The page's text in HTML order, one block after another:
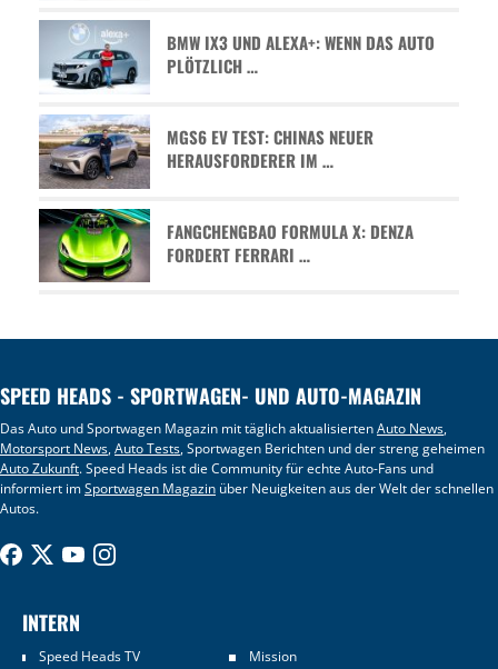
BMW IX3 UND ALEXA+: WENN DAS AUTO
PLÖTZLICH …
MGS6 EV TEST: CHINAS NEUER
HERAUSFORDERER IM …
FANGCHENGBAO FORMULA X: DENZA
FORDERT FERRARI …
SPEED HEADS - SPORTWAGEN- UND AUTO-MAGAZIN
Das Auto und Sportwagen Magazin mit täglich aktualisiertenAuto News,
Motorsport News,Auto Tests, Sportwagen Berichten und der streng geheimen
Auto Zukunft. Speed Heads ist die Community für echte Auto-Fans und
informiert imSportwagen Magazin über Neuigkeiten aus der Welt der schnellen
Autos.
INTERN
Speed Heads TV Mission